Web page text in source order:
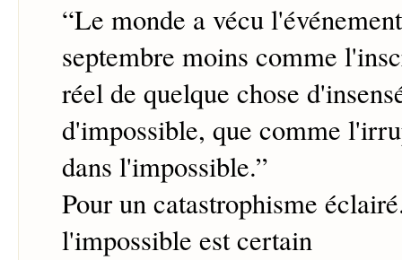
“Le monde a vécu
septembre moins comme
réel de quelque chose
d'impossible, que comme
dans l'impossible.”
Pour un catastrophisme
l'impossible est certain